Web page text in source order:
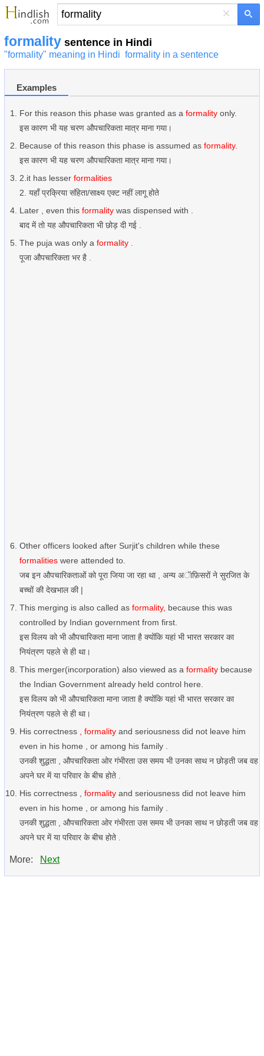
×
formality sentence in Hindi
"formality" meaning in Hindi formality in a sentence
Examples
For this reason this phase was granted as a formality only.
इस कारण भी यह चरण औपचारिकता मात्र माना गया।
Because of this reason this phase is assumed as formality.
इस कारण भी यह चरण औपचारिकता मात्र माना गया।
2.it has lesser formalities
2. यहाँ प्रक्रिया संहिता/साक्ष्य एक्ट नहीं लागू होते
Later , even this formality was dispensed with .
बाद में तो यह औपचारिकता भी छोड़ दी गई .
The puja was only a formality
पूजा औपचारिकता भर है .
Other officers looked after Surjit's children while these
formalities were attended to.
जब इन औपचारिकताओं को पूरा जिया जा रहा था , अन्य अॅाफ़िसरों ने सुरजित के
बच्चों की देखभाल की |
This merging is also called as formality, because this was
controlled by Indian government from first.
इस विलय को भी औपचारिकता माना जाता है क्योंकि यहां भी भारत सरकार का
नियंत्रण पहले से ही था।
This merger(incorporation) also viewed as a formality because
the Indian Government already held control here.
इस विलय को भी औपचारिकता माना जाता है क्योंकि यहां भी भारत सरकार का
नियंत्रण पहले से ही था।
His correctness
, formality and seriousness did not leave him
even in his home , or among his family .
उनकी शुद्धता , औपचारिकता ओर गंभीरता उस समय भी उनका साथ न छोड़ती जब वह
अपने घर में या परिवार के बीच होते .
His correctness , formality and seriousness did not leave him
even in his home , or among his family .
उनकी शुद्धता , औपचारिकता ओर गंभीरता उस समय भी उनका साथ न छोड़ती जब वह
अपने घर में या परिवार के बीच होते .
More: Next